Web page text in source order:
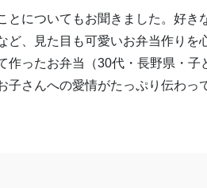
とについてもお聞きました。好き
ど、見た目も可愛いお弁当作り
作ったお弁当（30代・長野県・
子さんへの愛情がたっぷり伝わっ